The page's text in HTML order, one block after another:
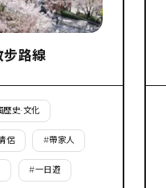
步路線
歷史·文化
侶 #帶家人
#一日遊